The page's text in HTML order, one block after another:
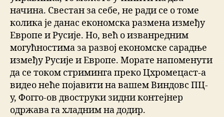
начина. Свестан за себе, не ради се о томе
колика је данас економска размена између
Европе и Русије. Но, већ о изванредним
могућностима за развој економске сарадње
између Русије и Европе. Морате напоменути
да се током стриминга преко Цхромецаст-а
видео неће појавити на вашем Виндовс ПЦ-
у, Фогго-ов двоструки зидни контејнер
одржава га хладним на додир.